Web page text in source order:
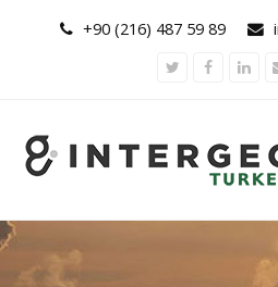
+90 (216) 487 59 89
Twitter